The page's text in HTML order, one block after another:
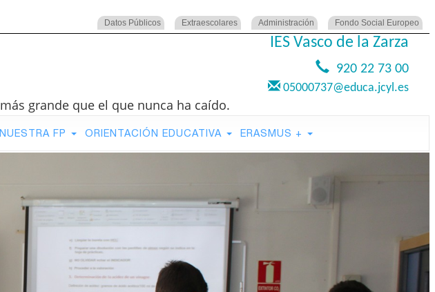
Datos Públicos Extraescolares Administración Fondo Social Europeo
IES Vasco de la Zarza
920 22 73 00
05000737@educa.jcyl.es
grande que el que nunca ha caído.
NUESTRA FP ORIENTACIÓN EDUCATIVA ERASMUS +